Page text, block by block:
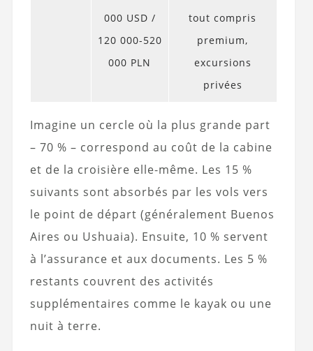
000 USD /
120 000-520
000 PLN
tout compris
premium,
excursions
privées
Imagine un cercle où la plus grande part
– 70 % – correspond au coût de la cabine
et de la croisière elle-même. Les 15 %
suivants sont absorbés par les vols vers
le point de départ (généralement Buenos
Aires ou Ushuaia). Ensuite, 10 % servent
à l’assurance et aux documents. Les 5 %
restants couvrent des activités
supplémentaires comme le kayak ou une
nuit à terre.